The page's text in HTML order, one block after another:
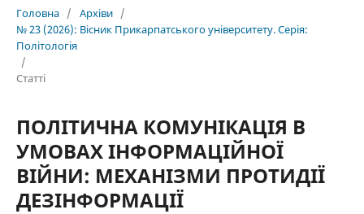
Головна / Архіви /
№ 23 (2026): Вісник Прикарпатського університету. Серія:
Політологія
/
Статті
ПОЛІТИЧНА КОМУНІКАЦІЯ В
УМОВАХ ІНФОРМАЦІЙНОЇ
ВІЙНИ: МЕХАНІЗМИ ПРОТИДІЇ
ДЕЗІНФОРМАЦІЇ